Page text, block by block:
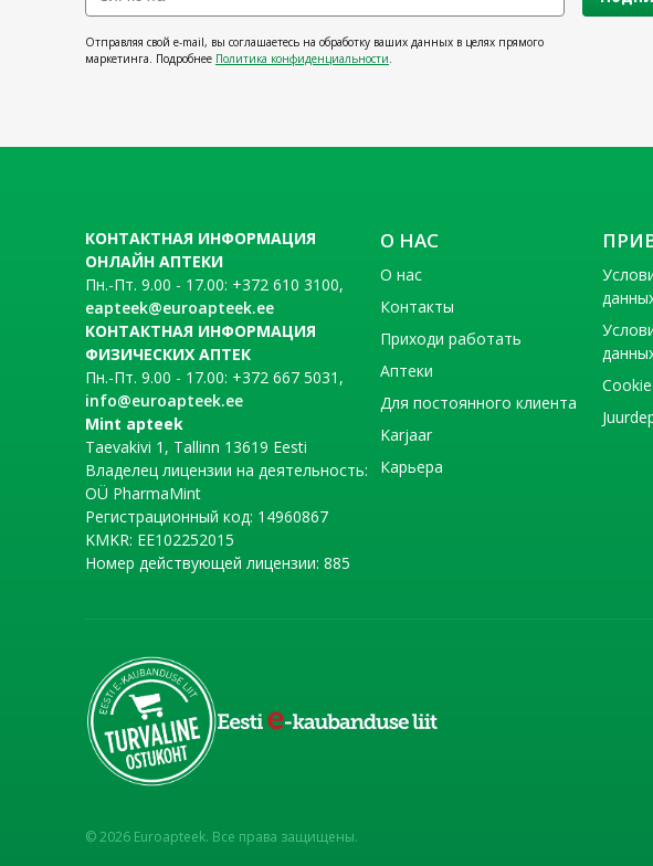
Отправляя свой e-mail, вы соглашаетесь на обработку ваших данных в целях прямого
маркетинга. Подробнее Политика конфиденциальности
КОНТАКТНАЯ ИНФОРМАЦИЯ
ОНЛАЙН АПТЕКИ
Пн.-Пт. 9.00 - 17.00: +372 610 3100,
eapteek@euroapteek.ee
КОНТАКТНАЯ ИНФОРМАЦИЯ
ФИЗИЧЕСКИХ АПТЕК
Пн.-Пт. 9.00 - 17.00: +372 667 5031,
info@euroapteek.ee
Mint apteek
Taevakivi 1, Tallinn 13619 Eesti
Владелец лицензии на деятельность:
OÜ PharmaMint
Регистрационный код: 14960867
KMKR: EE102252015
Номер действующей лицензии: 885
О НАС
О нас
Контакты
Приходи работать
Аптеки
Для постоянного клиента
Karjaar
Карьера
© 2026 Euroapteek. Все права защищены.